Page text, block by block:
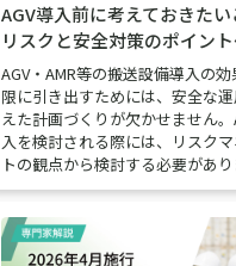
AGV導入前に考えておきたい
リスクと安全対策のポイン
AGV・AMR等の搬送設備導入の
限に引き出すためには、安全な
えた計画づくりが欠かせません。
入を検討される際には、リスク
トの観点から検討する必要があり